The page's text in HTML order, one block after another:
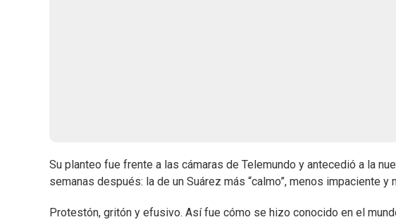
Su planteo fue frente a las cámaras de Telemundo y antecedió a la
semanas después: la de un Suárez más “calmo”, menos impaciente y
Protestón, gritón y efusivo. Así fue cómo se hizo conocido en el